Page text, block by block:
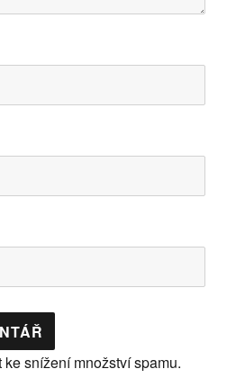
snížení množství spamu.